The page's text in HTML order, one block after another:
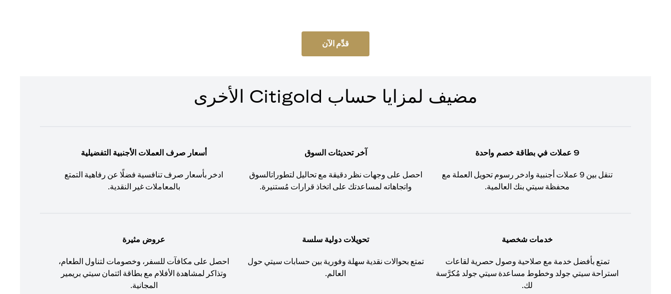
قدِّم الآن
مضيف لمزايا حساب Citigold الأخرى
9 عملات في بطاقة خصم واحدة
تنقل بين 9 عملات أجنبية وادخر رسوم تحويل العملة مع
محفظة سيتي بنك العالمية.
آخر تحديثات السوق
احصل على وجهات نظر دقيقة مع تحاليل لتطوراتالسوق
واتجاهاته لمساعدتك على اتخاذ قرارات مُستنيرة.
أسعار صرف العملات الأجنبية التفضيلية
ادخر بأسعار صرف تنافسية فضلًا عن رفاهية التمتع
بالمعاملات غير النقدية.
خدمات شخصية
تمتع بأفضل خدمة مع صلاحية وصول حصرية لقاعات
استراحة سيتي جولد وخطوط مساعدة سيتي جولد مُكرَّسة
لك.
تحويلات دولية سلسة
تمتع بحوالات نقدية سهلة وفورية بين حسابات سيتي حول
العالم.
عروض مثيرة
احصل على مكافآت للسفر، وخصومات لتناول الطعام،
وتذاكر لمشاهدة الأفلام مع بطاقة ائتمان سيتي بريمير
المجانية.